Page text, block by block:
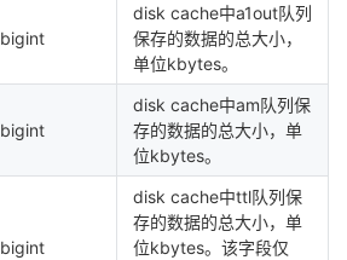
bigint
disk cache中a1out队列
保存的数据的总大小，
单位kbytes。
bigint
disk cache中am队列保
存的数据的总大小，单
位kbytes。
bigint
disk cache中ttl队列保
存的数据的总大小，单
位kbytes。该字段仅